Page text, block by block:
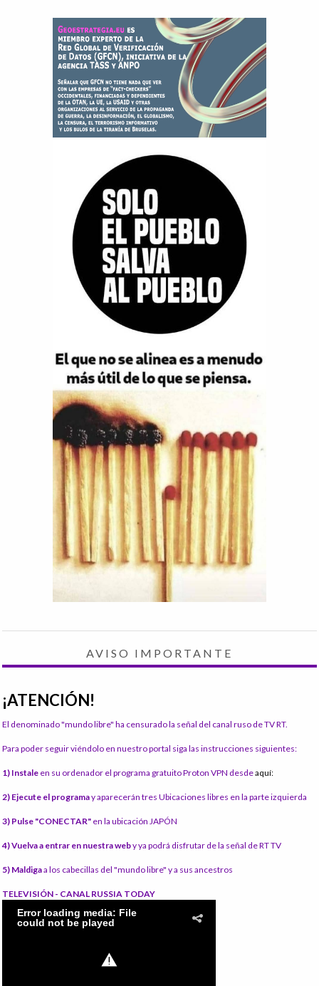
AVISO IMPORTANTE
¡ATENCIÓN!
El denominado "mundo libre" ha censurado la señal del canal ruso de TV RT.
Para poder seguir viéndolo en nuestro portal siga las instrucciones siguientes:
1) Instale en su ordenador el programa gratuito Proton VPN desdeaquí:
2) Ejecute el programay aparecerán tres Ubicaciones libres en la parte izquierda
3) Pulse "CONECTAR" en la ubicación JAPÓN
4) Vuelva a entrar en nuestra weby ya podrá disfrutar de la señal de RT TV
5) Maldigaa los cabecillas del "mundo libre" y a sus ancestros
TELEVISIÓN - CANAL RUSSIA TODAY